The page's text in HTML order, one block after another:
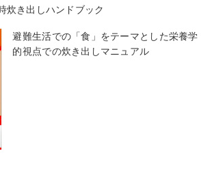
炊き出しハンドブック
避難生活での「食」をテーマとした栄養学
的視点での炊き出しマニュアル